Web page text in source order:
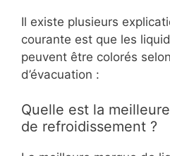
Il existe plusieurs
courante est que les
peuvent être colorés
d’évacuation :
Quelle est la
de refroidissement ?